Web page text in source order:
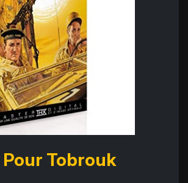
Pour Tobrouk